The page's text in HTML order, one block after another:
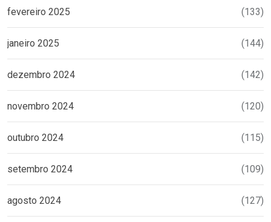
fevereiro 2025 (133)
janeiro 2025 (144)
dezembro 2024 (142)
novembro 2024 (120)
outubro 2024 (115)
setembro 2024 (109)
agosto 2024 (127)